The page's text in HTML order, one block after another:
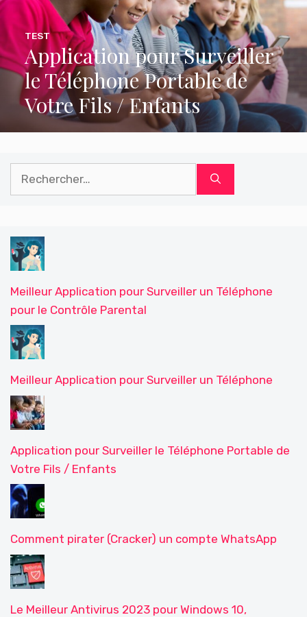
Application pour Surveiller
le Téléphone Portable de
Votre Fils / Enfants
TEST
Meilleur Application pour Surveiller un Téléphone
pour le Contrôle Parental
Meilleur Application pour Surveiller un Téléphone
Application pour Surveiller le Téléphone Portable de
Votre Fils / Enfants
Comment pirater (Cracker) un compte WhatsApp
Le Meilleur Antivirus 2023 pour Windows 10,